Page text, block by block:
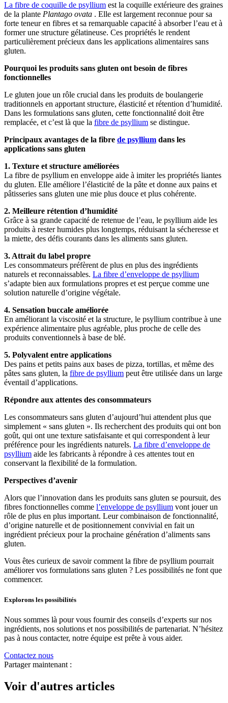
La fibre de coquille de psyllium est la coquille extérieure des graines
de la plante Plantago ovata . Elle est largement reconnue pour sa
forte teneur en fibres et sa remarquable capacité à absorber l’eau et à
former une structure gélatineuse. Ces propriétés le rendent
particulièrement précieux dans les applications alimentaires sans
gluten.
Pourquoi les produits sans gluten ont besoin de fibres
fonctionnelles
Le gluten joue un rôle crucial dans les produits de boulangerie
traditionnels en apportant structure, élasticité et rétention d’humidité.
Dans les formulations sans gluten, cette fonctionnalité doit être
remplacée, et c’est là que la fibre de psyllium se distingue.
Principaux avantages de la fibre de psyllium dans les
applications sans gluten
1. Texture et structure améliorées
La fibre de psyllium en enveloppe aide à imiter les propriétés liantes
du gluten. Elle améliore l’élasticité de la pâte et donne aux pains et
pâtisseries sans gluten une mie plus douce et plus cohérente.
2. Meilleure rétention d’humidité
Grâce à sa grande capacité de retenue de l’eau, le psyllium aide les
produits à rester humides plus longtemps, réduisant la sécheresse et
la miette, des défis courants dans les aliments sans gluten.
3. Attrait du label propre
Les consommateurs préfèrent de plus en plus des ingrédients
naturels et reconnaissables. La fibre d’enveloppe de psyllium
s’adapte bien aux formulations propres et est perçue comme une
solution naturelle d’origine végétale.
4. Sensation buccale améliorée
En améliorant la viscosité et la structure, le psyllium contribue à une
expérience alimentaire plus agréable, plus proche de celle des
produits conventionnels à base de blé.
5. Polyvalent entre applications
Des pains et petits pains aux bases de pizza, tortillas, et même des
pâtes sans gluten, la fibre de psyllium peut être utilisée dans un large
éventail d’applications.
Répondre aux attentes des consommateurs
Les consommateurs sans gluten d’aujourd’hui attendent plus que
simplement « sans gluten ». Ils recherchent des produits qui ont bon
goût, qui ont une texture satisfaisante et qui correspondent à leur
préférence pour les ingrédients naturels. La fibre d’enveloppe de
psyllium aide les fabricants à répondre à ces attentes tout en
conservant la flexibilité de la formulation.
Perspectives d’avenir
Alors que l’innovation dans les produits sans gluten se poursuit, des
fibres fonctionnelles comme l’enveloppe de psyllium vont jouer un
rôle de plus en plus important. Leur combinaison de fonctionnalité,
d’origine naturelle et de positionnement convivial en fait un
ingrédient précieux pour la prochaine génération d’aliments sans
gluten.
Vous êtes curieux de savoir comment la fibre de psyllium pourrait
améliorer vos formulations sans gluten ? Les possibilités ne font que
commencer.
Explorons les possibilités
Nous sommes là pour vous fournir des conseils d’experts sur nos
ingrédients, nos solutions et nos possibilités de partenariat. N’hésitez
pas à nous contacter, notre équipe est prête à vous aider.
Contactez nous
Partager maintenant :
Voir d'autres articles